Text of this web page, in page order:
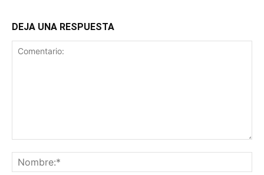
DEJA UNA RESPUESTA